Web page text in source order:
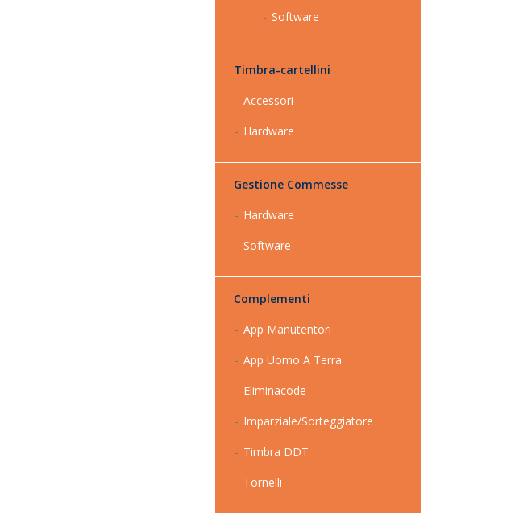
Software
Timbra-cartellini
Accessori
Hardware
Gestione Commesse
Hardware
Software
Complementi
App Manutentori
App Uomo A Terra
Eliminacode
Imparziale/Sorteggiatore
Timbra DDT
Tornelli